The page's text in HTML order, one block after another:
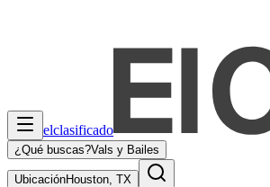
elclasificado
¿Qué buscas?Vals y Bailes
UbicaciónHouston, TX